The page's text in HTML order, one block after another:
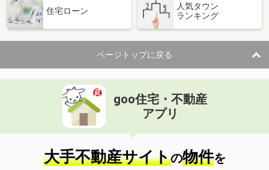
住宅ローン
人気タウン
ランキング
ページトップに戻る
goo住宅・不動産
アプリ
大手不動産サイトの物件を